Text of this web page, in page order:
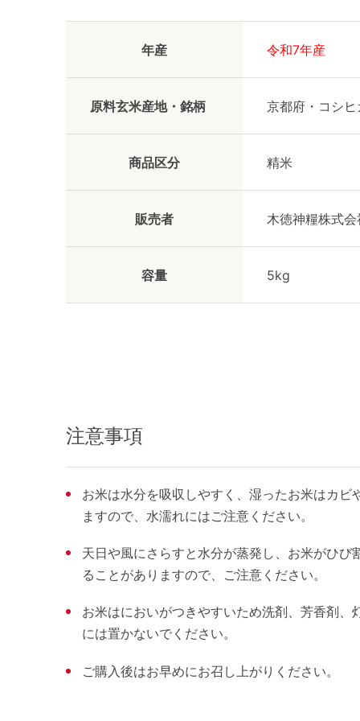
年産 令和7年産
原料玄米産地・銘柄 京都府・コシ
商品区分 精米
販売者 木徳神糧株式会
容量 5kg
注意事項
お米は水分を吸収しやすく、湿ったお米はカビ
ますので、水濡れにはご注意ください。
天日や風にさらすと水分が蒸発し、お米がひび
ることがありますので、ご注意
お米はにおいがつきやすいため洗剤、芳香剤、
には置かないでください。
ご購入後はお早めにお召し上がりください。